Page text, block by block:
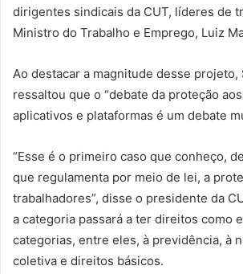
dirigentes sindicais da CUT, líderes de
Ministro do Trabalho e Emprego, Luiz
Ao destacar a magnitude desse projeto,
ressaltou que o “debate da proteção
aplicativos e plataformas é um debate
“Esse é o primeiro caso que conheço,
que regulamenta por meio de lei, a
trabalhadores”, disse o presidente da
a categoria passará a ter direitos como
categorias, entre eles, à previdência, à
coletiva e direitos básicos.